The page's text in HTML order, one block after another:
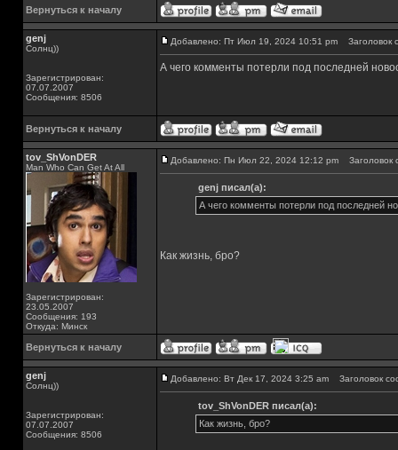
Вернуться к началу
genj
Солнц))
Зарегистрирован:
07.07.2007
Сообщения: 8506
Добавлено: Пт Июл 19, 2024 10:51 pm Заголовок
А чего комменты потерли под последней
Вернуться к началу
tov_ShVonDER
Man Who Can Get At All
Зарегистрирован:
23.05.2007
Сообщения: 193
Откуда: Минск
Добавлено: Пн Июл 22, 2024 12:12 pm Заголовок
genj писал(а):
А чего комменты потерли под последней
Как жизнь, бро?
Вернуться к началу
genj
Солнц))
Зарегистрирован:
07.07.2007
Сообщения: 8506
Добавлено: Вт Дек 17, 2024 3:25 am Заголовок
tov_ShVonDER писал(а):
Как жизнь, бро?